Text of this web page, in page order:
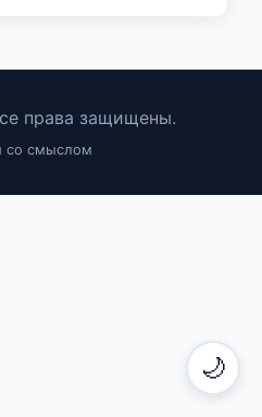
🌙
права защищены.
со смыслом